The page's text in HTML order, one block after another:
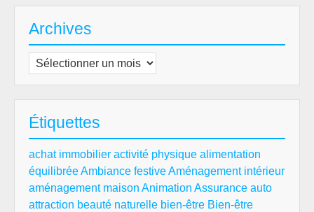
Archives
Archives
Étiquettes
achat immobilier activité physique alimentation
équilibréeAmbiance festiveAménagement intérieur
aménagement maison Animation Assurance auto
attraction beauté naturelle bien-être Bien-être